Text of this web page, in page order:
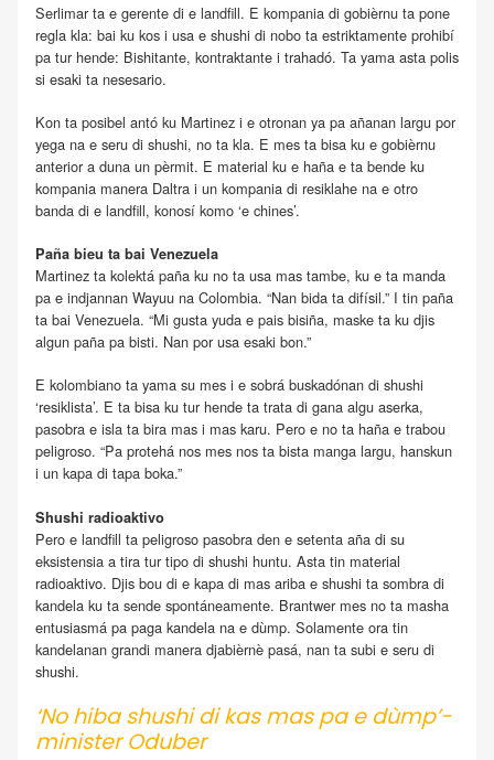
Serlimar ta e gerente di e landfill. E kompania di gobièrnu ta pone
regla kla: bai ku kos i usa e shushi di nobo ta estriktamente prohibí
pa tur hende: Bishitante, kontraktante i trahadó. Ta yama asta polis
si esaki ta nesesario.
Kon ta posibel antó ku Martinez i e otronan ya pa añanan largu por
yega na e seru di shushi, no ta kla. E mes ta bisa ku e gobièrnu
anterior a duna un pèrmit. E material ku e haña e ta bende ku
kompania manera Daltra i un kompania di resiklahe na e otro
banda di e landfill, konosí komo ‘e chines’.
Paña bieu ta bai Venezuela
Martinez ta kolektá paña ku no ta usa mas tambe, ku e ta manda
pa e indjannan Wayuu na Colombia. “Nan bida ta difísil.” I tin paña
ta bai Venezuela. “Mi gusta yuda e pais bisiña, maske ta ku djis
algun paña pa bisti. Nan por usa esaki bon.”
E kolombiano ta yama su mes i e sobrá buskadónan di shushi
‘resiklista’. E ta bisa ku tur hende ta trata di gana algu aserka,
pasobra e isla ta bira mas i mas karu. Pero e no ta haña e trabou
peligroso. “Pa protehá nos mes nos ta bista manga largu, hanskun
i un kapa di tapa boka.”
Shushi radioaktivo
Pero e landfill ta peligroso pasobra den e setenta aña di su
eksistensia a tira tur tipo di shushi huntu. Asta tin material
radioaktivo. Djis bou di e kapa di mas ariba e shushi ta sombra di
kandela ku ta sende spontáneamente. Brantwer mes no ta masha
entusiasmá pa paga kandela na e dùmp. Solamente ora tin
kandelanan grandi manera djabièrnè pasá, nan ta subi e seru di
shushi.
‘No hiba shushi di kas mas pa e dùmp’-
minister Oduber